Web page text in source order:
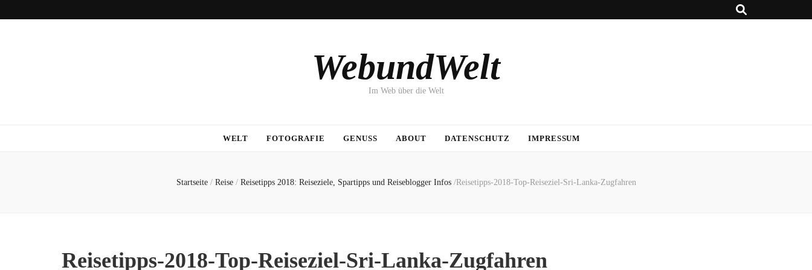
WebundWelt
Im Web über die Welt
WELT FOTOGRAFIE GENUSS ABOUT DATENSCHUTZ IMPRESSUM
Startseite / Reise / Reisetipps 2018: Reiseziele, Spartipps und Reiseblogger Infos /Reisetipps-2018-Top-Reiseziel-Sri-Lanka-Zugfahren
Reisetipps-2018-Top-Reiseziel-Sri-Lanka-Zugfahren